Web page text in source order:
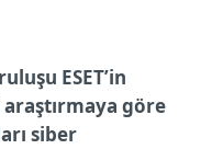
ESET’in
araştırmaya göre
siber